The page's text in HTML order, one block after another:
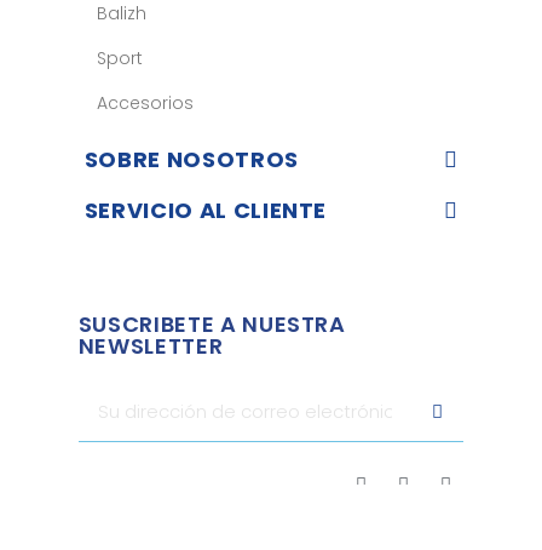
Balizh
Sport
Accesorios
SOBRE NOSOTROS
SERVICIO AL CLIENTE
SUSCRIBETE A NUESTRA
NEWSLETTER